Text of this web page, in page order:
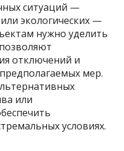
ситуаций —
экологических —
нужно уделить
отключений и
мер.
или
условиях.